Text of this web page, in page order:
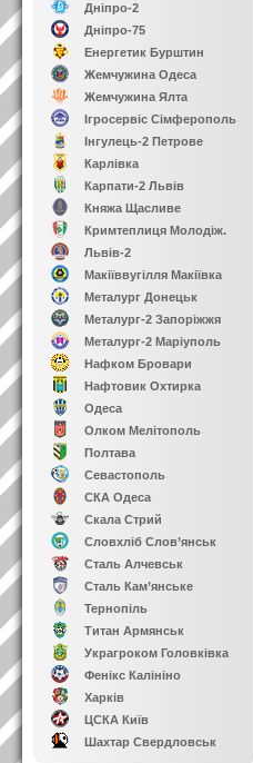
Дніпро-2
Дніпро-75
Енергетик Бурштин
Жемчужина Одеса
Жемчужина Ялта
Ігросервіс Сімферополь
Інгулець-2 Петрове
Карлівка
Карпати-2 Львів
Княжа Щасливе
Кримтеплиця Молодіж.
Львів-2
Макіїввугілля Макіївка
Металург Донецьк
Металург-2 Запоріжжя
Металург-2 Маріуполь
Нафком Бровари
Нафтовик Охтирка
Одеса
Олком Мелітополь
Полтава
Севастополь
СКА Одеса
Скала Стрий
Словхліб Слов’янськ
Сталь Алчевськ
Сталь Кам’янське
Тернопіль
Титан Армянськ
Украгроком Головківка
Фенікс Калініно
Харків
ЦСКА Київ
Шахтар Свердловськ